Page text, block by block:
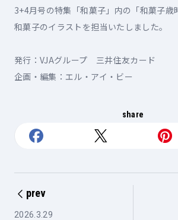
3+4月号の特集「和菓子」内の「和菓子歳
和菓子のイラストを担当いたしました。
発行：VJAグループ　三井住友カード
企画・編集：エル・アイ・ビー
share
prev
2026.3.29